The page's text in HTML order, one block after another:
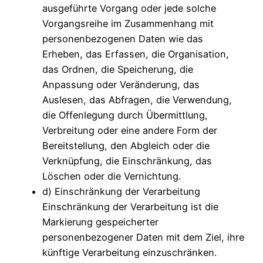
ausgeführte Vorgang oder jede solche
Vorgangsreihe im Zusammenhang mit
personenbezogenen Daten wie das
Erheben, das Erfassen, die Organisation,
das Ordnen, die Speicherung, die
Anpassung oder Veränderung, das
Auslesen, das Abfragen, die Verwendung,
die Offenlegung durch Übermittlung,
Verbreitung oder eine andere Form der
Bereitstellung, den Abgleich oder die
Verknüpfung, die Einschränkung, das
Löschen oder die Vernichtung.
d) Einschränkung der Verarbeitung
Einschränkung der Verarbeitung ist die
Markierung gespeicherter
personenbezogener Daten mit dem Ziel, ihre
künftige Verarbeitung einzuschränken.